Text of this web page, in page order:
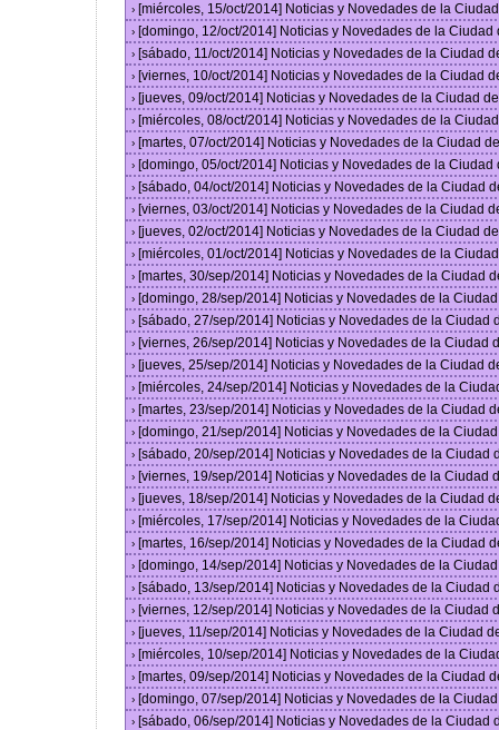
› [miércoles, 15/oct/2014] Noticias y Novedades de la
› [domingo, 12/oct/2014] Noticias y Novedades de la
› [sábado, 11/oct/2014] Noticias y Novedades de la Ciudad
› [viernes, 10/oct/2014] Noticias y Novedades de la Ciudad
› [jueves, 09/oct/2014] Noticias y Novedades de la Ciudad
› [miércoles, 08/oct/2014] Noticias y Novedades de la
› [martes, 07/oct/2014] Noticias y Novedades de la Ciudad
› [domingo, 05/oct/2014] Noticias y Novedades de la
› [sábado, 04/oct/2014] Noticias y Novedades de la Ciudad
› [viernes, 03/oct/2014] Noticias y Novedades de la Ciudad
› [jueves, 02/oct/2014] Noticias y Novedades de la Ciudad
› [miércoles, 01/oct/2014] Noticias y Novedades de la
› [martes, 30/sep/2014] Noticias y Novedades de la Ciudad
› [domingo, 28/sep/2014] Noticias y Novedades de la
› [sábado, 27/sep/2014] Noticias y Novedades de la Ciudad
› [viernes, 26/sep/2014] Noticias y Novedades de la Ciudad
› [jueves, 25/sep/2014] Noticias y Novedades de la Ciudad
› [miércoles, 24/sep/2014] Noticias y Novedades de la
› [martes, 23/sep/2014] Noticias y Novedades de la Ciudad
› [domingo, 21/sep/2014] Noticias y Novedades de la
› [sábado, 20/sep/2014] Noticias y Novedades de la Ciudad
› [viernes, 19/sep/2014] Noticias y Novedades de la Ciudad
› [jueves, 18/sep/2014] Noticias y Novedades de la Ciudad
› [miércoles, 17/sep/2014] Noticias y Novedades de la
› [martes, 16/sep/2014] Noticias y Novedades de la Ciudad
› [domingo, 14/sep/2014] Noticias y Novedades de la
› [sábado, 13/sep/2014] Noticias y Novedades de la Ciudad
› [viernes, 12/sep/2014] Noticias y Novedades de la Ciudad
› [jueves, 11/sep/2014] Noticias y Novedades de la Ciudad
› [miércoles, 10/sep/2014] Noticias y Novedades de la
› [martes, 09/sep/2014] Noticias y Novedades de la Ciudad
› [domingo, 07/sep/2014] Noticias y Novedades de la
› [sábado, 06/sep/2014] Noticias y Novedades de la Ciudad